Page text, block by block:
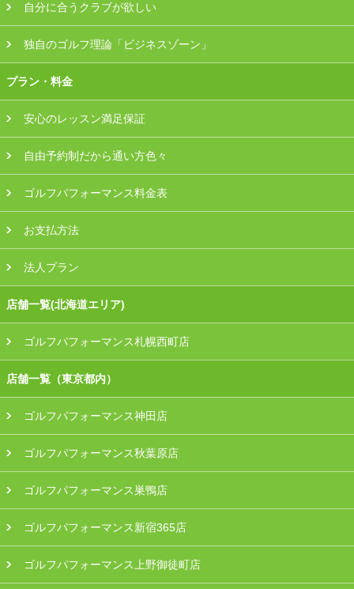
自分に合うクラブが欲しい
独自のゴルフ理論「ビジネスゾーン」
プラン・料金
安心のレッスン満足保証
自由予約制だから通い方色々
ゴルフパフォーマンス料金表
お支払方法
法人プラン
店舗一覧(北海道エリア)
ゴルフパフォーマンス札幌西町店
店舗一覧（東京都内）
ゴルフパフォーマンス神田店
ゴルフパフォーマンス秋葉原店
ゴルフパフォーマンス巣鴨店
ゴルフパフォーマンス新宿365店
ゴルフパフォーマンス上野御徒町店